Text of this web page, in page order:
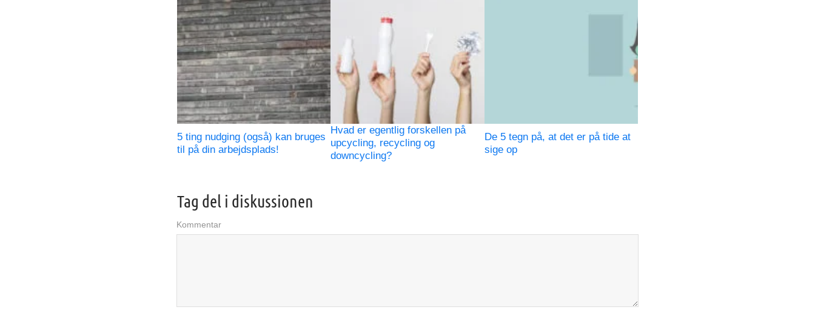
5 ting nudging (også) kan bruges
til på din arbejdsplads!
Hvad er egentlig forskellen på
upcycling, recycling og
downcycling?
De 5 tegn på, at det er på tide at
sige op
Tag del i diskussionen
Kommentar